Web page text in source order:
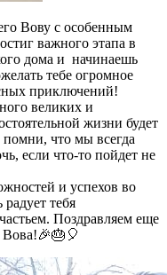
Вову с особенным
важного этапа в
дома и начинаешь
тебе огромное
приключений!
великих и
жизни будет
что мы всегда
если что-то пойдет не
и успехов во
тебя
Поздравляем еще
🎉🎂🎈